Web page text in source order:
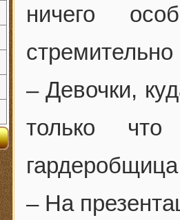
ничего
– Девочки,
только
– На